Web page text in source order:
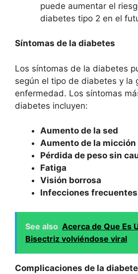
puede aumentar el
diabetes tipo 2 en el
Síntomas de la diabetes
Los síntomas de la diabetes
según el tipo de diabetes y la
enfermedad. Los síntomas
diabetes incluyen:
Aumento de la sed
Aumento de la micción
Pérdida de peso sin
Fatiga
Visión borrosa
Infecciones frecuentes
See also Acerca de Que Es
Bisectriz volviéndose viral
Complicaciones de la